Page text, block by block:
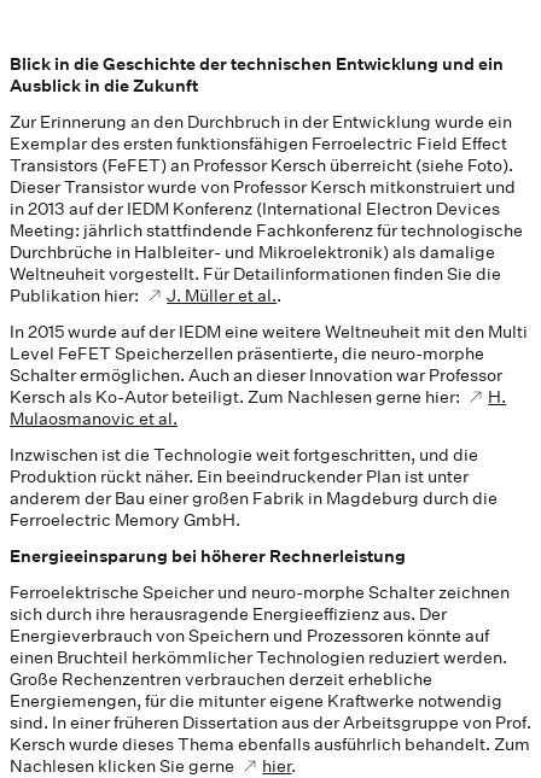
Blick in die Geschichte der technischen Entwicklung und ein
Ausblick in die Zukunft
Zur Erinnerung an den Durchbruch in der Entwicklung wurde ein
Exemplar des ersten funktionsfähigen Ferroelectric Field Effect
Transistors (FeFET) an Professor Kersch überreicht (siehe Foto).
Dieser Transistor wurde von Professor Kersch mitkonstruiert und
in 2013 auf der IEDM Konferenz (International Electron Devices
Meeting: jährlich stattfindende Fachkonferenz für technologische
Durchbrüche in Halbleiter- und Mikroelektronik) als damalige
Weltneuheit vorgestellt. Für Detailinformationen finden Sie die
Publikation hier:
J. Müller et al..
In 2015 wurde auf der IEDM eine weitere Weltneuheit mit den Multi
Level FeFET Speicherzellen präsentierte, die neuro-morphe
Schalter ermöglichen. Auch an dieser Innovation war Professor
Kersch als Ko-Autor beteiligt. Zum Nachlesen gerne hier:
H.
Mulaosmanovic et al.
Inzwischen ist die Technologie weit fortgeschritten, und die
Produktion rückt näher. Ein beeindruckender Plan ist unter
anderem der Bau einer großen Fabrik in Magdeburg durch die
Ferroelectric Memory GmbH.
Energieeinsparung bei höherer Rechnerleistung
Ferroelektrische Speicher und neuro-morphe Schalter zeichnen
sich durch ihre herausragende Energieeffizienz aus. Der
Energieverbrauch von Speichern und Prozessoren könnte auf
einen Bruchteil herkömmlicher Technologien reduziert werden.
Große Rechenzentren verbrauchen derzeit erhebliche
Energiemengen, für die mitunter eigene Kraftwerke notwendig
sind. In einer früheren Dissertation aus der Arbeitsgruppe von Prof.
Kersch wurde dieses Thema ebenfalls ausführlich behandelt. Zum
Nachlesen klicken Sie gerne
hier.